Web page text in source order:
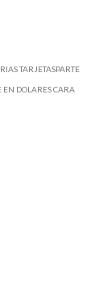
TARJETASPARTE
EN DOLARES CARA